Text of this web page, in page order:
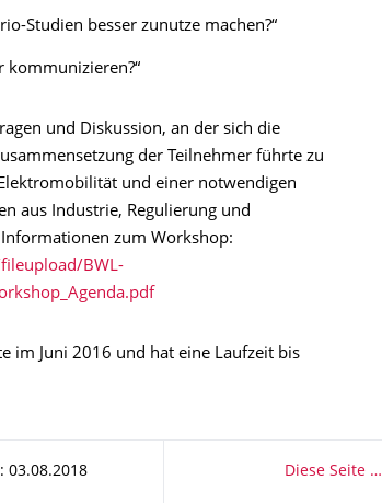
Studien besser zunutze machen?“
kommunizieren?“
und Diskussion, an der sich die
der Teilnehmer führte zu
und einer notwendigen
aus Industrie, Regulierung und
zum Workshop:
BWL-
im Juni 2016 und hat eine Laufzeit bis
03.08.2018 Diese Seite …